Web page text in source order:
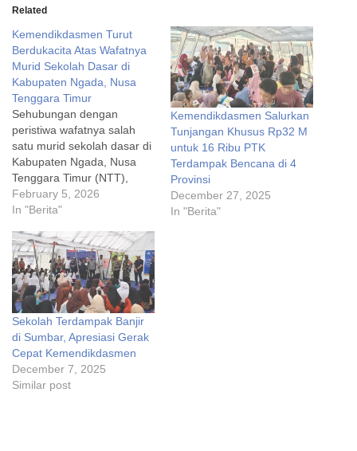
Related
Kemendikdasmen Turut
Berdukacita Atas Wafatnya
Murid Sekolah Dasar di
Kabupaten Ngada, Nusa
Tenggara Timur
Sehubungan dengan
peristiwa wafatnya salah
satu murid sekolah dasar di
Kabupaten Ngada, Nusa
Tenggara Timur (NTT),
Kementerian Pendidikan
Dasar dan Menengah
menyatakan:
Kemendikdasmen
menyampaikan duka cita
yang mendalam atas
wafatnya salah satu murid
sekolah dasar di Kabupaten
Ngada, NTT. Peristiwa ini
menjadi keprihatinan
bersama dan kami
menyampaikan empati
February 5, 2026
In "Berita"
Kemendikdasmen Salurkan
Tunjangan Khusus Rp32 M
untuk 16 Ribu PTK
Terdampak Bencana di 4
Provinsi
December 27, 2025
In "Berita"
Sekolah Terdampak Banjir
di Sumbar, Apresiasi Gerak
Cepat Kemendikdasmen
December 7, 2025
Similar post